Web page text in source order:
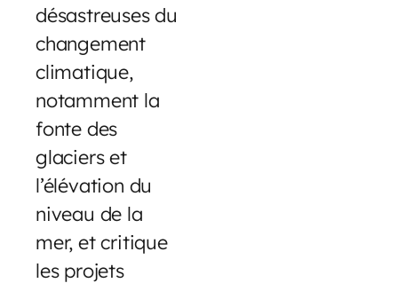
désastreuses du
changement
climatique,
notamment la
fonte des
glaciers et
l’élévation du
niveau de la
mer, et critique
les projets